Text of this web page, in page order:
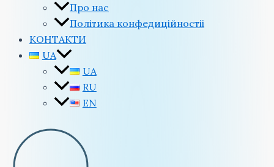
Про нас
Політика конфедиційностіi
КОНТАКТИ
UA
UA
RU
EN